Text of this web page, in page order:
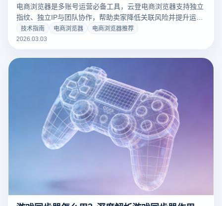
电商浏览器是多账号运营必备工具，云登电商浏览器支持独立
指纹、独立IP与团队协作，帮助卖家降低关联风险并提升运营
效率。
技术指南 电商浏览器
电商浏览器推荐
2026.03.03